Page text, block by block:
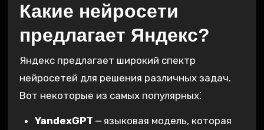
Какие нейросети
предлагает Яндекс?
Яндекс предлагает широкий спектр
нейросетей для решения различных задач.
Вот некоторые из самых популярных⁚
YandexGPT ⎼ языковая модель‚ которая